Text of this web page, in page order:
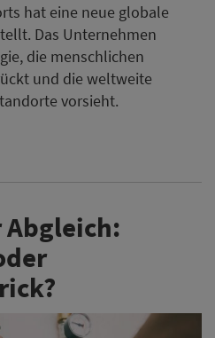
hat eine neue globale
Das Unternehmen
die menschlichen
und die weltweite
vorsieht.